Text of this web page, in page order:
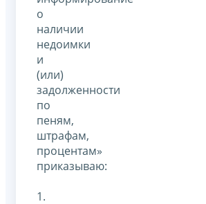
о
наличии
недоимки
и
(или)
задолженности
по
пеням,
штрафам,
процентам»
приказываю:
1.